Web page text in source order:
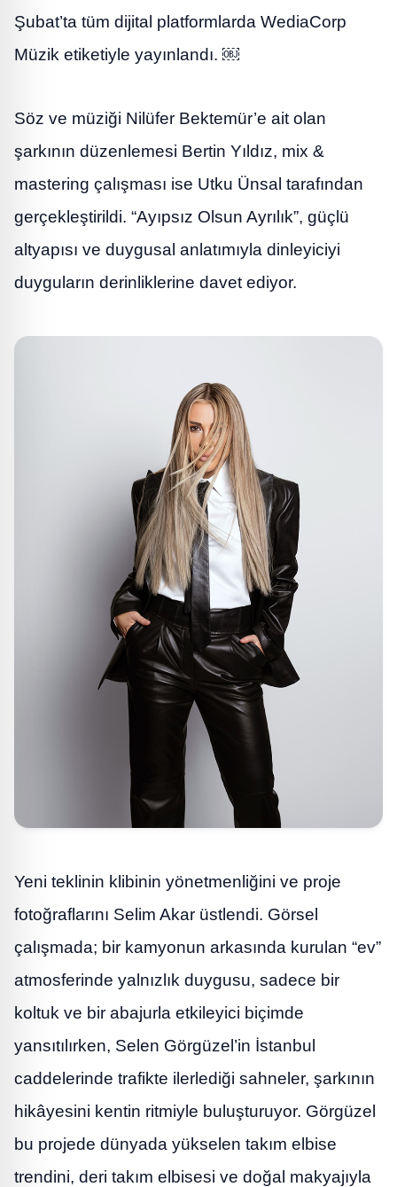
Şubat’ta tüm dijital platformlarda WediaCorp
Müzik etiketiyle yayınlandı. ￼
Söz ve müziği Nilüfer Bektemür’e ait olan
şarkının düzenlemesi Bertin Yıldız, mix &
mastering çalışması ise Utku Ünsal tarafından
gerçekleştirildi. “Ayıpsız Olsun Ayrılık”, güçlü
altyapısı ve duygusal anlatımıyla dinleyiciyi
duyguların derinliklerine davet ediyor.
Yeni teklinin klibinin yönetmenliğini ve proje
fotoğraflarını Selim Akar üstlendi. Görsel
çalışmada; bir kamyonun arkasında kurulan “ev”
atmosferinde yalnızlık duygusu, sadece bir
koltuk ve bir abajurla etkileyici biçimde
yansıtılırken, Selen Görgüzel’in İstanbul
caddelerinde trafikte ilerlediği sahneler, şarkının
hikâyesini kentin ritmiyle buluşturuyor. Görgüzel
bu projede dünyada yükselen takım elbise
trendini, deri takım elbisesi ve doğal makyajıyla